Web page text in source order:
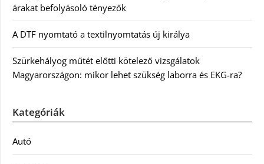
árakat befolyásoló tényezők
A DTF nyomtató a textilnyomtatás új királya
Szürkehályog műtét előtti kötelező vizsgálatok
Magyarországon: mikor lehet szükség laborra és EKG-ra?
Kategóriák
Autó